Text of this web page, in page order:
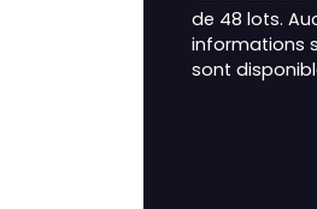
de 48 lots.
informations
sont